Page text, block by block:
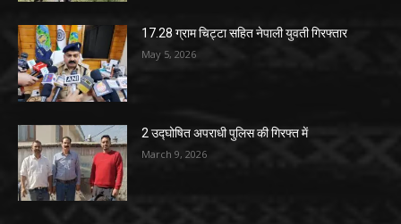
17.28 ग्राम चिट्टा सहित नेपाली युवती गिरफ्तार
May 5, 2026
2 उद्घोषित अपराधी पुलिस की गिरफ्त में
March 9, 2026